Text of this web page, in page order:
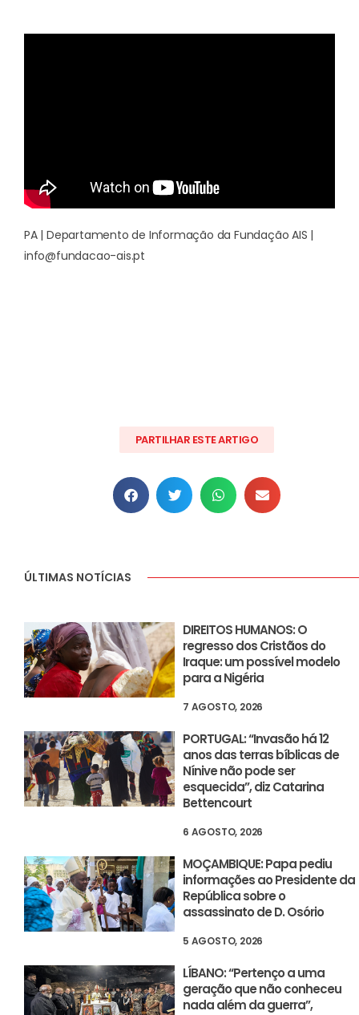
PA | Departamento de Informação da Fundação AIS |
info@fundacao-ais.pt
PARTILHAR ESTE ARTIGO
ÚLTIMAS NOTÍCIAS
DIREITOS HUMANOS: O
regresso dos Cristãos do
Iraque: um possível modelo
para a Nigéria
7 AGOSTO, 2026
PORTUGAL: “Invasão há 12
anos das terras bíblicas de
Nínive não pode ser
esquecida”, diz Catarina
Bettencourt
6 AGOSTO, 2026
MOÇAMBIQUE: Papa pediu
informações ao Presidente da
República sobre o
assassinato de D. Osório
5 AGOSTO, 2026
LÍBANO: “Pertenço a uma
geração que não conheceu
nada além da guerra”,